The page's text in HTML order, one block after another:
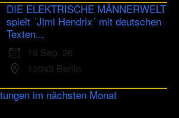
DIE ELEKTRISCHE MÄNNERWELT
spielt ´Jimi Hendrix´ mit deutschen
Texten...
19 Sep. 26
12043 Berlin
im nächsten Monat